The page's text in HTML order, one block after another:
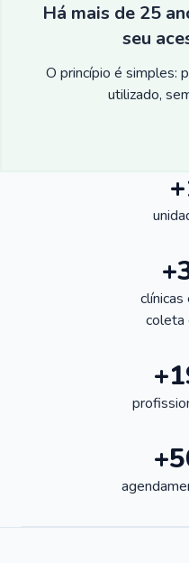
Há mais de 25
seu
O princípio é simples:
utilizado,
coleta